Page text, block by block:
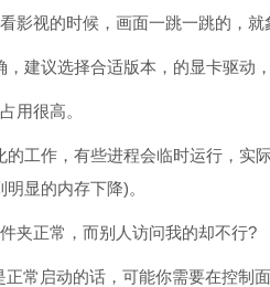
影视的时候，画面一跳一跳的，
建议选择合适版本，的显卡驱动
用很高。
工作，有些进程会临时运行，实
显的内存下降)。
夹正常，而别人访问我的却不行?
常启动的话，可能你需要在控制